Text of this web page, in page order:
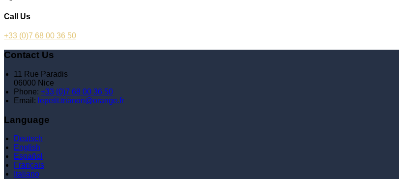
Call Us
+33 (0)7 68 00 36 50
Contact Us
11 Rue Paradis
06000 Nice
Phone: +33 (0)7 68 00 36 50
Email: lepetit.trianon@orange.fr
Language
Deutsch
English
Español
Français
Italiano